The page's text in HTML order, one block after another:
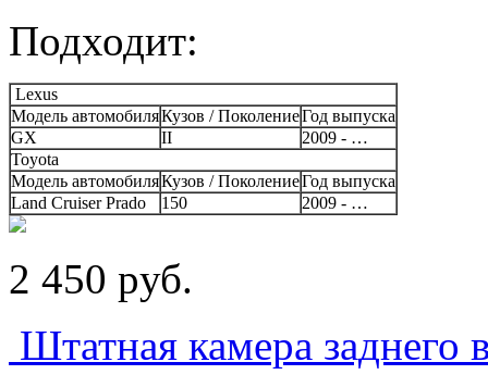
Подходит:
Lexus
Модель автомобиляКузов / ПоколениеГод выпуска
GX
II
2009 - …
Toyota
Модель автомобиляКузов / ПоколениеГод выпуска
Land Cruiser Prado
150 2009 - …
2 450 pуб.
Штатная камера заднего